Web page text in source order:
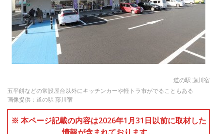
道の駅 藤川宿
五平餅などの常設屋台以外にキッチンカーや軽トラ市がでることもある
画像提供：道の駅 藤川宿
※ 本ページ記載の内容は2026年1月31日以前に取材した